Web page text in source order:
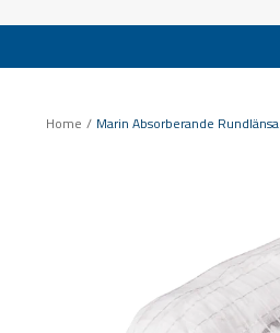
Home / Marin Absorberande Rundlänsa